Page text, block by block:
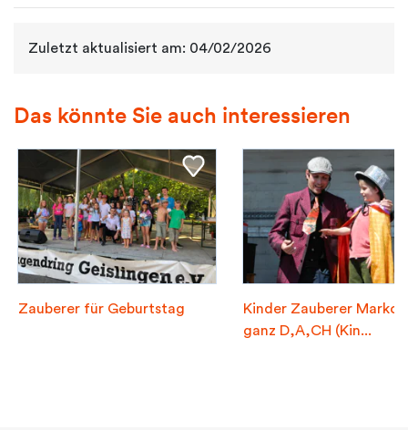
Zuletzt aktualisiert am: 04/02/2026
Das könnte Sie auch interessieren
Zauberer für Geburtstag
Kinder Zauberer Marko
ganz D,A,CH (Kin...